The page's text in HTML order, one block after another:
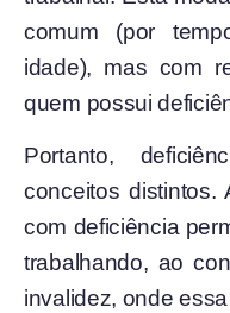
comum (por
idade), mas com
quem possui
Portanto,
conceitos distintos.
com deficiência
trabalhando, ao
invalidez, onde